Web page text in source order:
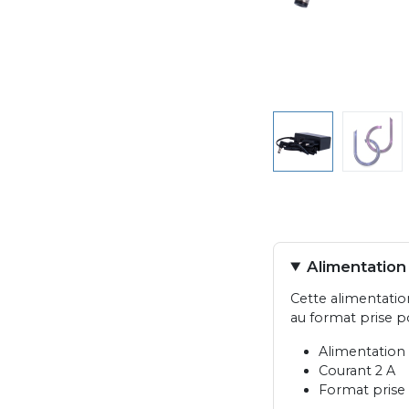
Alimentation
Cette
au format prise
Alimentation
Courant 2 A
Format prise